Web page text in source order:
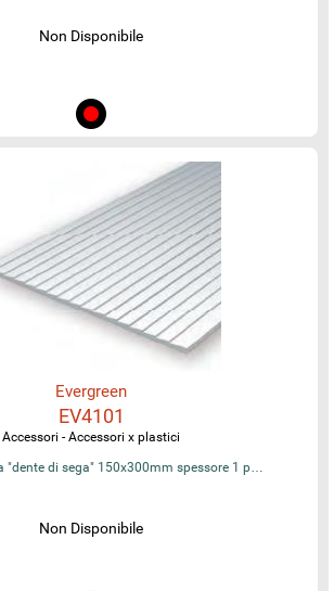
Non Disponibile
Evergreen
EV4101
Accessori - Accessori x plastici
"dente di sega" 150x300mm spessore 1 p…
Non Disponibile